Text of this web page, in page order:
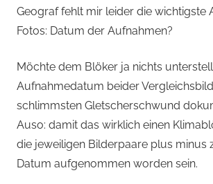
Geograf fehlt mir leider die wichtigste
Fotos: Datum der Aufnahmen?
Möchte dem Blöker ja nichts
Aufnahmedatum beider
schlimmsten Gletscherschwund
Auso: damit das wirklich einen
die jeweiligen Bilderpaare plus minus
Datum aufgenommen worden sein.